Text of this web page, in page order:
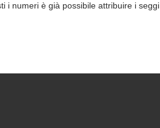
i numeri è già possibile attribuire i seggi